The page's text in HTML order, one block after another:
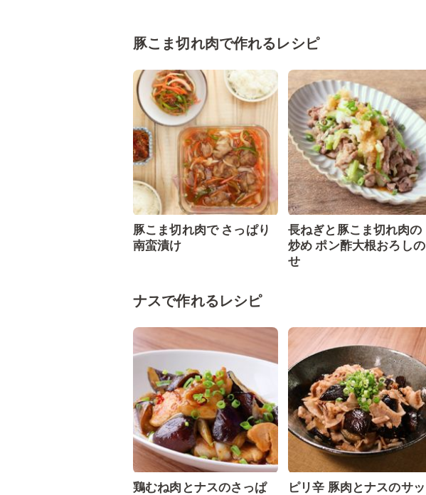
豚こま切れ肉で作れるレシピ
豚こま切れ肉で さっぱり
南蛮漬け
長ねぎと豚こま切れ肉の
炒め ポン酢大根おろしの
せ
ナスで作れるレシピ
鶏むね肉とナスのさっぱ
ピリ辛 豚肉とナスのサッ